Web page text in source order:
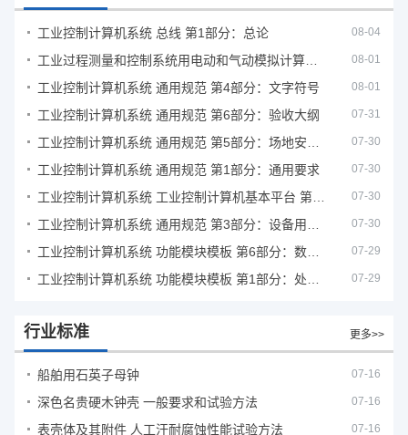
工业控制计算机系统 总线 第1部分：总论 08-04
08-01
工业控制计算机系统 通用规范 第4部分：文字符号 08-01
工业控制计算机系统 通用规范 第6部分：验收大纲 07-31
07-30
工业控制计算机系统 通用规范 第1部分：通用要求 07-30
07-30
07-30
07-29
07-29
行业标准 更多>>
船舶用石英子母钟 07-16
深色名贵硬木钟壳 一般要求和试验方法 07-16
表壳体及其附件 人工汗耐腐蚀性能试验方法 07-16